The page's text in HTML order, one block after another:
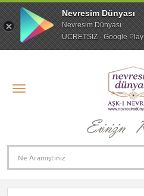
Nevresim Dünyası
Nevresim Dünyası
ÜCRETSİZ - Google Play